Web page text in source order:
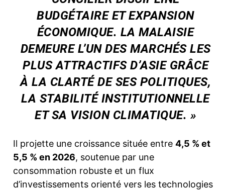
BUDGÉTAIRE ET EXPANSION
ÉCONOMIQUE. LA MALAISIE
DEMEURE L’UN DES MARCHÉS LES
PLUS ATTRACTIFS D’ASIE GRÂCE
À LA CLARTÉ DE SES POLITIQUES,
LA STABILITÉ INSTITUTIONNELLE
ET SA VISION CLIMATIQUE. »
Il projette une croissance située entre 4,5 % et
5,5 % en 2026, soutenue par une
consommation robuste et un flux
d’investissements orienté vers les technologies